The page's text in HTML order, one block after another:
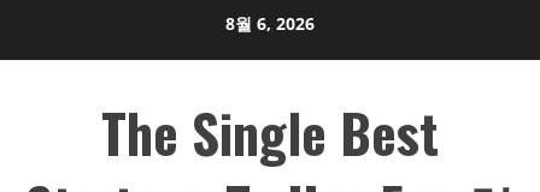
8월 6, 2026
The Single Best